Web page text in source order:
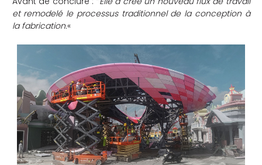
et remodelé le processus traditionnel de la conception à
la fabrication.«